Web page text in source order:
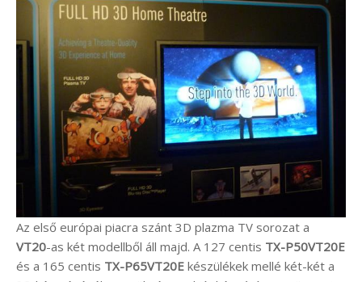
Az első európai piacra szánt 3D plazma TV sorozat a
VT20-as két modellből áll majd. A 127 centis TX-P50VT20E
és a 165 centis TX-P65VT20E készülékek mellé két-két a